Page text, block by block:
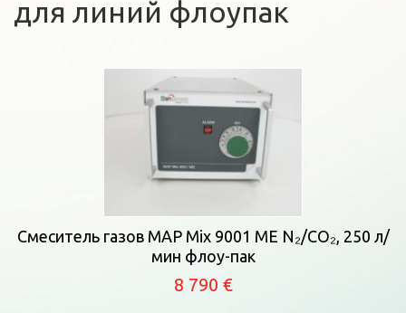
для линий флоупак
Смеситель газов MAP Mix 9001 ME N₂/CO₂, 250 л/
мин флоу-пак
8 790 €